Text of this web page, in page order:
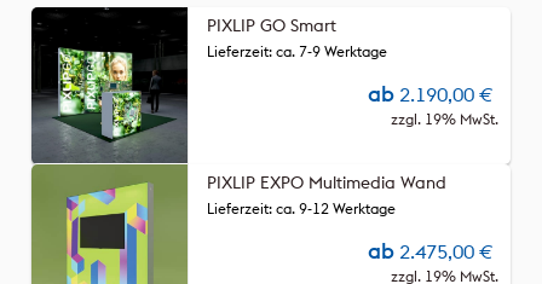
PIXLIP GO Smart
ab 2.190,00 €
zzgl. 19% MwSt.
Lieferzeit: ca. 7-9 Werktage
PIXLIP EXPO Multimedia Wand
ab 2.475,00 €
zzgl. 19% MwSt.
Lieferzeit: ca. 9-12 Werktage